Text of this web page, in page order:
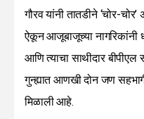
गौरव यांनी तातडीने ‘चोर-
ऐकून आजूबाजूच्या नागरिकांनी
आणि त्याचा साथीदार
गुन्ह्यात आणखी दोन जण
मिळाली आहे.